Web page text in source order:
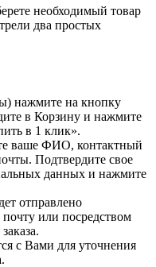
необходимый товар
два простых
нажмите на кнопку
в Корзину и нажмите
в 1 клик».
ваше ФИО, контактный
Подтвердите свое
данных и нажмите
отправлено
или посредством
с Вами для уточнения